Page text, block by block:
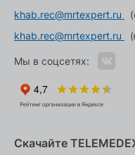
khab.rec@mrtexpert.ru
khab.rec@mrtexpert.ru
Мы в соцсетях:
Скачайте